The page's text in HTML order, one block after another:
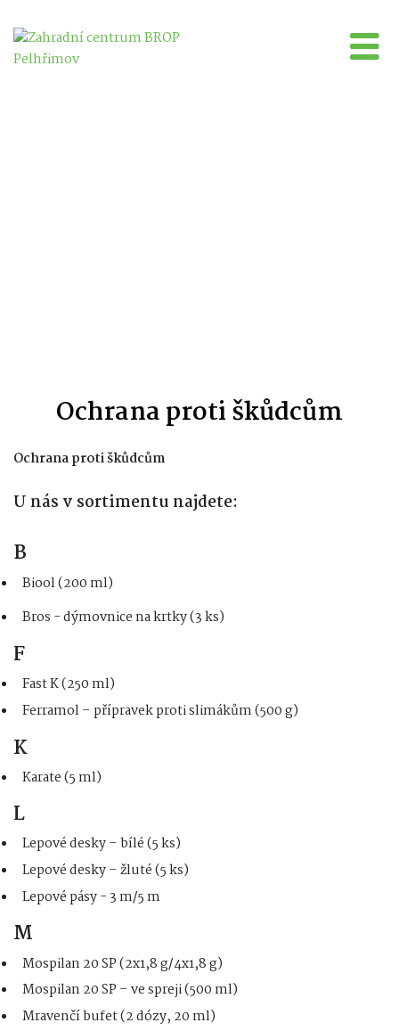
Ochrana proti škůdcům
Ochrana proti škůdcům
U nás v sortimentu najdete:
B
Biool (200 ml)
Bros - dýmovnice na krtky (3 ks)
F
Fast K (250 ml)
Ferramol – přípravek proti slimákům (500 g)
K
Karate (5 ml)
L
Lepové desky – bílé (5 ks)
Lepové desky – žluté (5 ks)
Lepové pásy - 3 m/5 m
M
Mospilan 20 SP (2x1,8 g/4x1,8 g)
Mospilan 20 SP – ve spreji (500 ml)
Mravenčí bufet (2 dózy, 20 ml)